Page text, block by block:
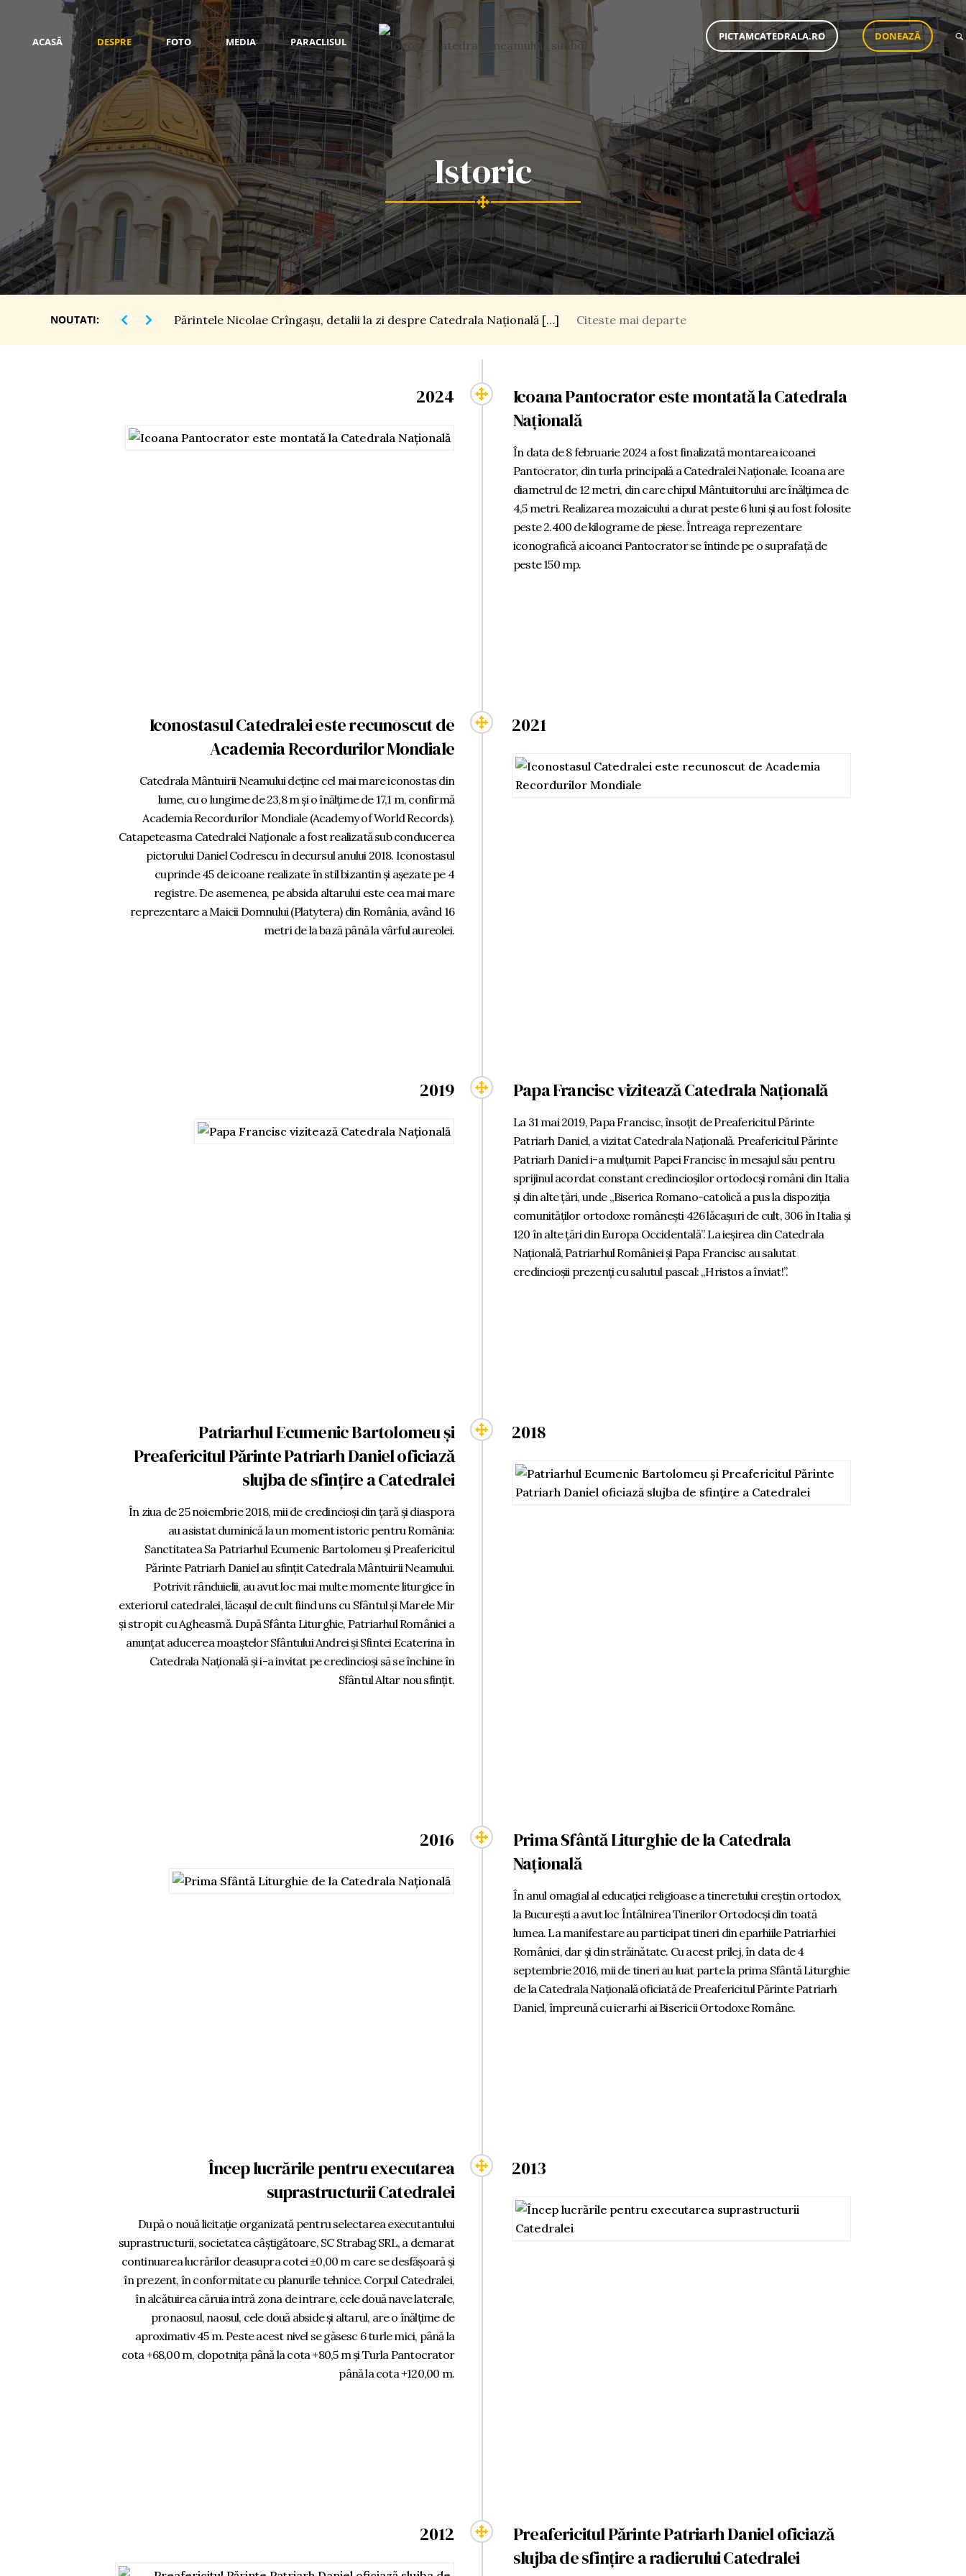
ACASĂ DESPRE FOTO MEDIA PARACLISUL PICTAMCATEDRALA.RO DONEAZĂ
Istoric
NOUTATI: Părintele Nicolae Crîngaşu, detalii la zi despre Catedrala Naţională […] Citeste mai departe
2024
Icoana Pantocrator este montată la Catedrala
Națională
În data de 8 februarie 2024 a fost finalizată montarea icoanei
Pantocrator, din turla principală a Catedralei Naționale. Icoana are
diametrul de 12 metri, din care chipul Mântuitorului are înălțimea de
4,5 metri. Realizarea mozaicului a durat peste 6 luni și au fost folosite
peste 2.400 de kilograme de piese. Întreaga reprezentare
iconografică a icoanei Pantocrator se întinde pe o suprafață de
peste 150 mp.
2021
Iconostasul Catedralei este recunoscut de
Academia Recordurilor Mondiale
Catedrala Mântuirii Neamului deține cel mai mare iconostas din
lume, cu o lungime de 23,8 m și o înălțime de 17,1 m, confirmă
Academia Recordurilor Mondiale (Academy of World Records).
Catapeteasma Catedralei Naționale a fost realizată sub conducerea
pictorului Daniel Codrescu în decursul anului 2018. Iconostasul
cuprinde 45 de icoane realizate în stil bizantin și așezate pe 4
registre. De asemenea, pe absida altarului este cea mai mare
reprezentare a Maicii Domnului (Platytera) din România, având 16
metri de la bază până la vârful aureolei.
2019 Papa Francisc vizitează Catedrala Națională
La 31 mai 2019, Papa Francisc, însoțit de Preafericitul Părinte
Patriarh Daniel, a vizitat Catedrala Națională. Preafericitul Părinte
Patriarh Daniel i-a mulțumit Papei Francisc în mesajul său pentru
sprijinul acordat constant credincioșilor ortodocși români din Italia
și din alte țări, unde „Biserica Romano-catolică a pus la dispoziția
comunităților ortodoxe românești 426 lăcașuri de cult, 306 în Italia și
120 în alte țări din Europa Occidentală”. La ieșirea din Catedrala
Națională, Patriarhul României și Papa Francisc au salutat
credincioșii prezenți cu salutul pascal: „Hristos a înviat!”.
2018
Patriarhul Ecumenic Bartolomeu și
Preafericitul Părinte Patriarh Daniel oficiază
slujba de sfințire a Catedralei
În ziua de 25 noiembrie 2018, mii de credincioși din țară și diaspora
au asistat duminică la un moment istoric pentru România:
Sanctitatea Sa Patriarhul Ecumenic Bartolomeu și Preafericitul
Părinte Patriarh Daniel au sfințit Catedrala Mântuirii Neamului.
Potrivit rânduielii, au avut loc mai multe momente liturgice în
exteriorul catedralei, lăcașul de cult fiind uns cu Sfântul și Marele Mir
și stropit cu Agheasmă. După Sfânta Liturghie, Patriarhul României a
anunțat aducerea moaștelor Sfântului Andrei și Sfintei Ecaterina în
Catedrala Națională și i-a invitat pe credincioși să se închine în
Sfântul Altar nou sfințit.
2016
Prima Sfântă Liturghie de la Catedrala
Națională
În anul omagial al educației religioase a tineretului creștin ortodox,
la București a avut loc Întâlnirea Tinerilor Ortodocși din toată
lumea. La manifestare au participat tineri din eparhiile Patriarhiei
României, dar și din străinătate. Cu acest prilej, în data de 4
septembrie 2016, mii de tineri au luat parte la prima Sfântă Liturghie
de la Catedrala Națională oficiată de Preafericitul Părinte Patriarh
Daniel, împreună cu ierarhi ai Bisericii Ortodoxe Române.
2013
Încep lucrările pentru executarea
suprastructurii Catedralei
După o nouă licitație organizată pentru selectarea executantului
suprastructurii, societatea câștigătoare, SC Strabag SRL, a demarat
continuarea lucrărilor deasupra cotei ±0,00 m care se desfășoară și
în prezent, în conformitate cu planurile tehnice. Corpul Catedralei,
în alcătuirea căruia intră zona de intrare, cele două nave laterale,
pronaosul, naosul, cele două abside și altarul, are o înălțime de
aproximativ 45 m. Peste acest nivel se găsesc 6 turle mici, până la
cota +68,00 m, clopotnița până la cota +80,5 m și Turla Pantocrator
până la cota +120,00 m.
2012
Preafericitul Părinte Patriarh Daniel oficiază
slujba de sfințire a radierului Catedralei